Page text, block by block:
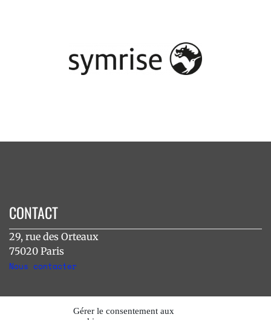
Gérer le consentement aux
CONTACT
29, rue des Orteaux
75020 Paris
Nous contacter